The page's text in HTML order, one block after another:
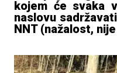
kojem će svaka
naslovu
NNT (nažalost,